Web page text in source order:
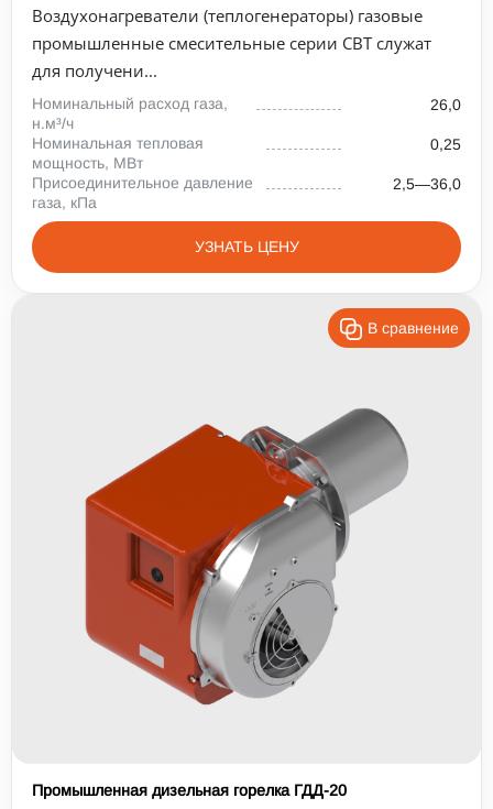
Воздухонагреватели (теплогенераторы) газовые
промышленные смесительные серии СВТ служат
для получени...
Номинальный расход газа,
н.м³/ч
26,0
Номинальная тепловая
мощность, МВт
0,25
Присоединительное давление
газа, кПа
2,5—36,0
УЗНАТЬ ЦЕНУ
В сравнение
Промышленная дизельная горелка ГДД-20